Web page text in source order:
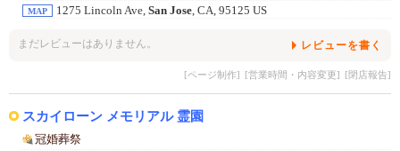
MAP 1275 Lincoln Ave, San Jose , CA, 95125 US
まだレビューはありません。 レビューを書く
[ページ制作] [営業時間・内容変更] [閉店報告]
スカイローン メモリアル 霊園
冠婚葬祭